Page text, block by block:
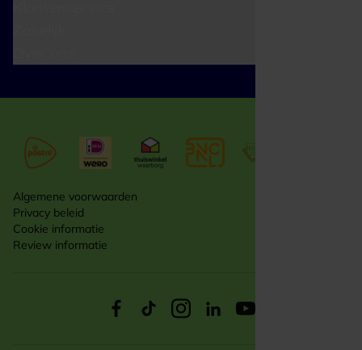
Algemene voorwaarden
Privacy beleid
Cookie informatie
Review informatie